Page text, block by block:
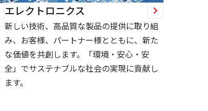
エレクトロニクス
新しい技術、高品質な製品の提供に取り組
み、お客様、パートナー様とともに、新た
な価値を共創します。「環境・安心・安
全」でサステナブルな社会の実現に貢献し
ます。